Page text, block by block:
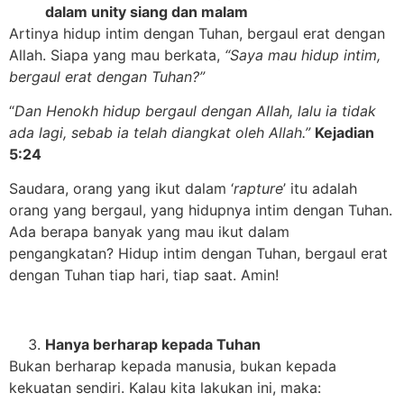
dalam unity siang dan malam
Artinya hidup intim dengan Tuhan, bergaul erat dengan
Allah. Siapa yang mau berkata, “Saya mau hidup intim,
bergaul erat dengan Tuhan?”
“Dan Henokh hidup bergaul dengan Allah, lalu ia tidak
ada lagi, sebab ia telah diangkat oleh Allah.” Kejadian
5:24
Saudara, orang yang ikut dalam ‘rapture’ itu adalah
orang yang bergaul, yang hidupnya intim dengan Tuhan.
Ada berapa banyak yang mau ikut dalam
pengangkatan? Hidup intim dengan Tuhan, bergaul erat
dengan Tuhan tiap hari, tiap saat. Amin!
Hanya berharap kepada Tuhan
Bukan berharap kepada manusia, bukan kepada
kekuatan sendiri. Kalau kita lakukan ini, maka: